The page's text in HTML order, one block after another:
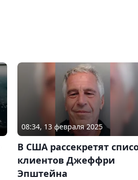
08:34, 13 февраля 2025
В США рассекретят
клиентов Джеффри
Эпштейна